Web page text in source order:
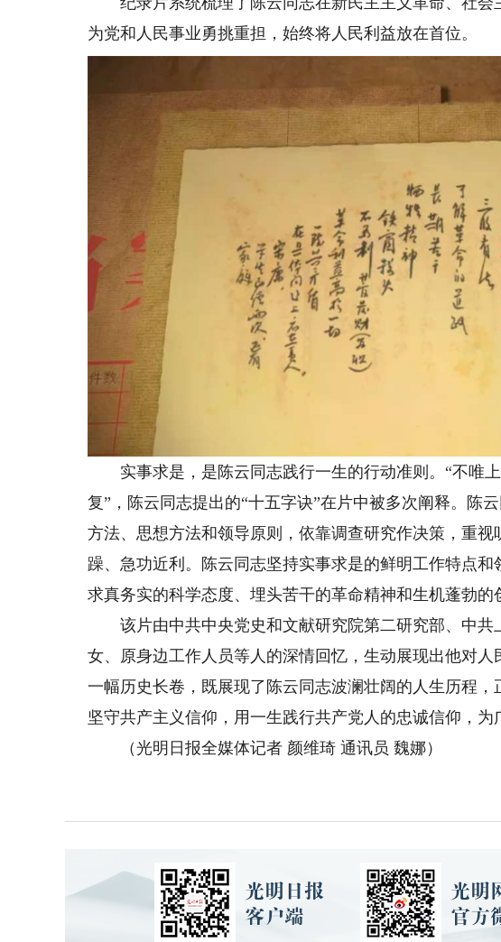
为党和人民事业勇挑重担，始终将人民利益放在首位。
实事求是，是陈云同志践行一生的行动准则。“不唯上
复”，陈云同志提出的“十五字诀”在片中被多次阐释。陈
方法、思想方法和领导原则，依靠调查研究作决策，重
躁、急功近利。陈云同志坚持实事求是的鲜明工作特点
求真务实的科学态度、埋头苦干的革命精神和生机蓬勃的
该片由中共中央党史和文献研究院第二研究部、中共
女、原身边工作人员等人的深情回忆，生动展现出他对
一幅历史长卷，既展现了陈云同志波澜壮阔的人生历程
坚守共产主义信仰，用一生践行共产党人的忠诚信仰，为
（光明日报全媒体记者 颜维琦 通讯员 魏娜）